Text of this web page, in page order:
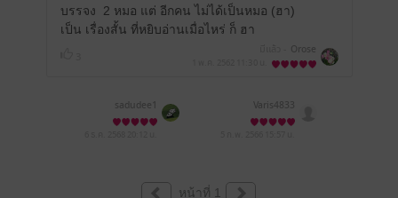
บรรจง 2 หมอ แต่ อีกคน ไม่ได้เป็นหมอ (ฮา)
เป็น เรื่องสั้น ที่หยิบอ่านเมื่อไหร่ ก็ ฮา
Orose
sadudee1 Varis4833
หน้าที่ 1